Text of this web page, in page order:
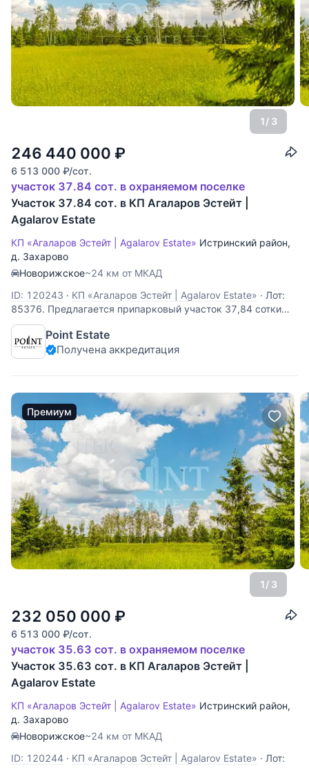
1/ 3
246 440 000 ₽
6 513 000 ₽/сот.
участок 37.84 сот. в охраняемом поселке
Участок 37.84 сот. в КП Агаларов Эстейт |
Agalarov Estate
КП «Агаларов Эстейт | Agalarov Estate» Истринский район,
д. Захарово
Новорижское~24 км от МКАД
ID: 120243 · КП «Агаларов Эстейт | Agalarov Estate» · Лот:
85376. Предлагается припарковый участок 37,84 сотки
без подряда, расположенный в поселке премиум-класса
"Agalarov Estate". Участок имеет правильную форму и
спокойный рельеф. Все центральные коммуникации: газ,
Point Estate
Получена аккредитация
Премиум
1/ 3
232 050 000 ₽
6 513 000 ₽/сот.
участок 35.63 сот. в охраняемом поселке
Участок 35.63 сот. в КП Агаларов Эстейт |
Agalarov Estate
КП «Агаларов Эстейт | Agalarov Estate» Истринский район,
д. Захарово
Новорижское~24 км от МКАД
ID: 120244 · КП «Агаларов Эстейт | Agalarov Estate» · Лот: